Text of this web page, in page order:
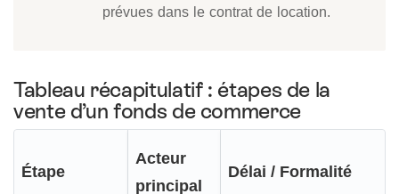
prévues dans le contrat de location.
Tableau récapitulatif : étapes de la
vente d’un fonds de commerce
Étape
Acteur
principal
Délai / Formalité